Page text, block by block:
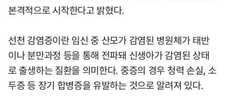
본격적으로 시작한다고 밝혔다.
선천 감염증이란 임신 중 산모가 감염된 병원체가 태반
이나 분만과정 등을 통해 전파돼 신생아가 감염된 상태
로 출생하는 질환을 의미한다. 중증의 경우 청력 손실, 소
두증 등 장기 합병증을 유발하는 것으로 알려져 있다.